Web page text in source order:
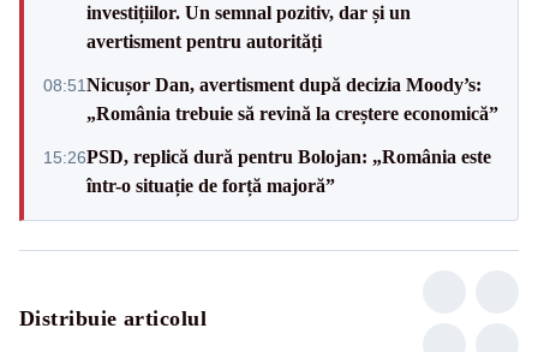
investițiilor. Un semnal pozitiv, dar și un
avertisment pentru autorități
08:51Nicușor Dan, avertisment după decizia Moody’s:
„România trebuie să revină la creștere economică”
15:26PSD, replică dură pentru Bolojan: „România este
într-o situație de forță majoră”
Distribuie articolul